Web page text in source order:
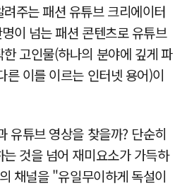
주는 패션 유튜브 크리에이터
이 넘는 패션 콘텐츠로 유튜브
고인물(하나의 분야에 깊게 파
른 이를 이르는 인터넷 용어)이
유튜브 영상을 찾을까? 단순히
것을 넘어 재미요소가 가득하
채널을 "유일무이하게 독설이